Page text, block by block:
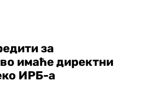
за
имаће директни
ИРБ-а